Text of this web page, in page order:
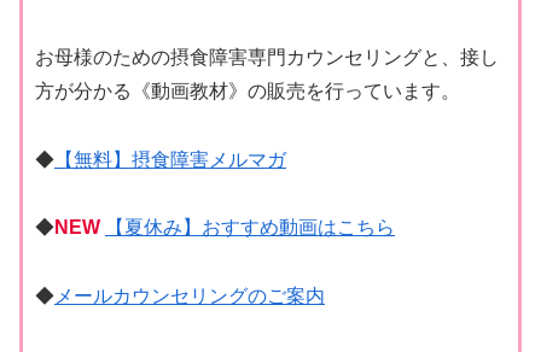
お母様のための摂食障害専門カウンセリングと、接し
方が分かる《動画教材》の販売を行っています。
◆ 【無料】摂食障害メルマガ
◆NEW 【夏休み】おすすめ動画はこちら
◆ メールカウンセリングのご案内